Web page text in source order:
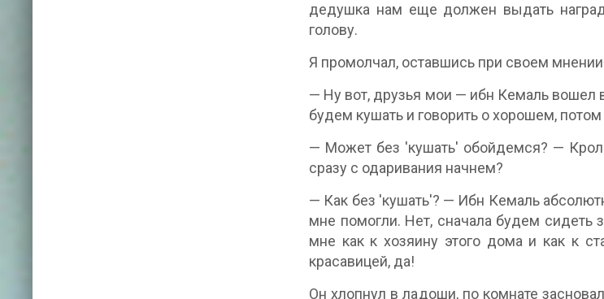
дедушка нам еще должен выдать
голову.
Я промолчал, оставшись при своем
— Ну вот, друзья мои — ибн Кемаль вошел
будем кушать и говорить о хорошем, потом
— Может без 'кушать' обойдемся? —
сразу с одаривания начнем?
— Как без 'кушать'? — Ибн Кемаль
мне помогли. Нет, сначала будем сидеть
мне как к хозяину этого дома и как к
красавицей, да!
Он хлопнул в ладоши, по комнате